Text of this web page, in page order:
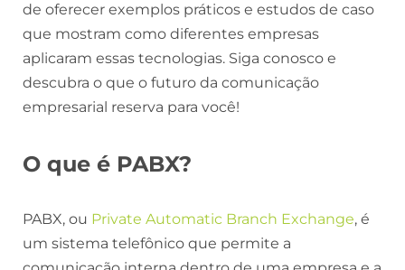
de oferecer exemplos práticos e estudos de caso
que mostram como diferentes empresas
aplicaram essas tecnologias. Siga conosco e
descubra o que o futuro da comunicação
empresarial reserva para você!
O que é PABX?
PABX, ou Private Automatic Branch Exchange, é
um sistema telefônico que permite a